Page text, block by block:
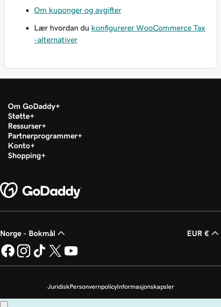
Om kuponger og avgifter
Lær hvordan du konfigurerer WooCommerce Tax
-alternativer
Om GoDaddy
Støtte
Ressurser
Partnerprogrammer
Konto
Shopping
Norge - Bokmål EUR €
JuridiskPersonvernpolicyInformasjonskapsler